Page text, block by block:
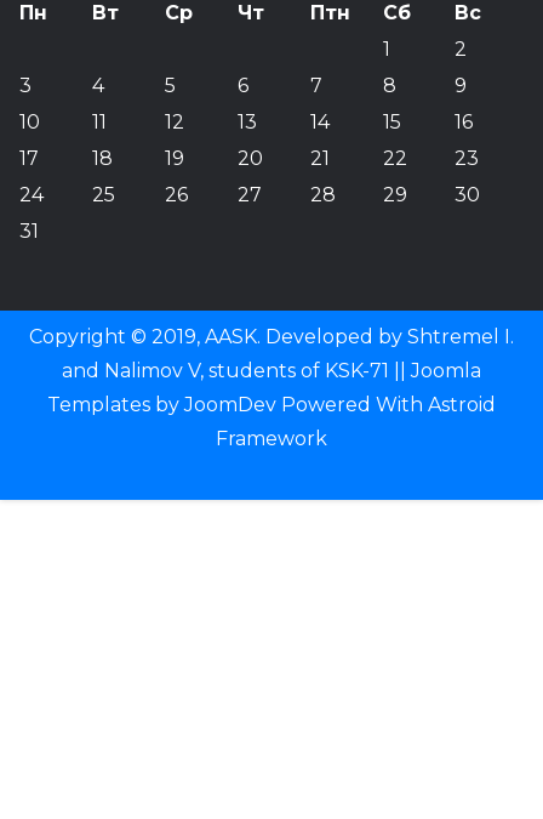
Пн
Вт Ср Чт Птн Сб
Вс
1
2
3
4 5 6 7 8
9
10
11 12 13 14 15
16
17
18 19 20 21 22
23
24
25 26 27 28 29
30
31
Copyright © 2019, AASK. Developed by Shtremel I.
and Nalimov V, students of KSK-71 ||Joomla
Templates byJoomDev Powered With Astroid
Framework